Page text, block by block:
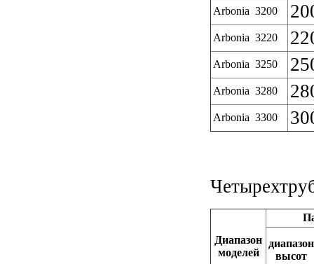
Arbonia 3200
Arbonia 3220
Arbonia 3250
Arbonia 3280
Arbonia 3300
Диапазон
моделей
диапазон
высот